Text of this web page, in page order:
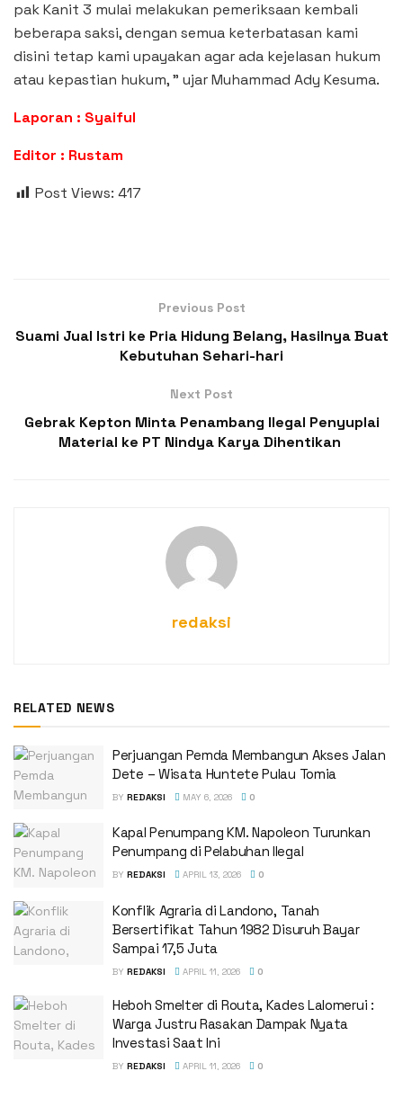
pak Kanit 3 mulai melakukan pemeriksaan kembali
beberapa saksi, dengan semua keterbatasan kami
disini tetap kami upayakan agar ada kejelasan hukum
atau kepastian hukum, ” ujar Muhammad Ady Kesuma.
Laporan : Syaiful
Editor : Rustam
Post Views: 417
Previous Post
Suami Jual Istri ke Pria Hidung Belang, Hasilnya Buat
Kebutuhan Sehari-hari
Next Post
Gebrak Kepton Minta Penambang Ilegal Penyuplai
Material ke PT Nindya Karya Dihentikan
redaksi
RELATED NEWS
Perjuangan Pemda Membangun Akses Jalan
Dete – Wisata Huntete Pulau Tomia
BY REDAKSI MAY 6, 2026 0
Kapal Penumpang KM. Napoleon Turunkan
Penumpang di Pelabuhan Ilegal
BY REDAKSI APRIL 13, 2026 0
Konflik Agraria di Landono, Tanah
Bersertifikat Tahun 1982 Disuruh Bayar
Sampai 17,5 Juta
BY REDAKSI APRIL 11, 2026 0
Heboh Smelter di Routa, Kades Lalomerui :
Warga Justru Rasakan Dampak Nyata
Investasi Saat Ini
BY REDAKSI APRIL 11, 2026 0